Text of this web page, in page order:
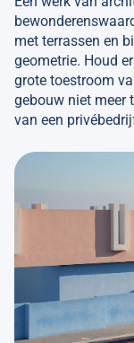
met terrassen en
geometrie. Houd
grote toestroom
gebouw niet meer
van een